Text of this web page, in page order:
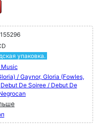
упаковка.
Music
/ Gaynor, GIoria (Fowles,
Debut De Soiree / Debut De